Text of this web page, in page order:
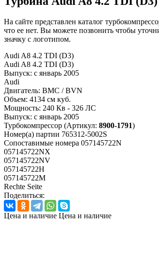
На сайте представлен каталог
что ее нет. Вы можете позвонить чтобы
значку с логотипом.
Audi A8 4.2 TDI (D3)
Audi A8 4.2 TDI (D3)
Выпуск: с январь 2005
Audi
Двигатель: BMC / BVN
Объем: 4134 см куб.
Мощность: 240 Кв - 326 ЛС
Выпуск: с январь 2005
Турбокомпрессор (Артикул: 8900-1791)
Номер(а) партии 765312-5002S
Сопоставимые номера 057145722N
057145722NX
057145722NV
057145722H
057145722M
Rechte Seite
Поделиться:
Цена и наличие Цена и наличие